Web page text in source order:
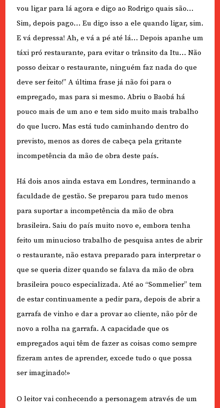
vou ligar para lá agora e digo ao Rodrigo quais são…
Sim, depois pago… Eu digo isso a ele quando ligar, sim.
E vá depressa! Ah, e vá a pé até lá… Depois apanhe um
táxi pró restaurante, para evitar o trânsito da Itu… Não
posso deixar o restaurante, ninguém faz nada do que
deve ser feito!” A última frase já não foi para o
empregado, mas para si mesmo. Abriu o Baobá há
pouco mais de um ano e tem sido muito mais trabalho
do que lucro. Mas está tudo caminhando dentro do
previsto, menos as dores de cabeça pela gritante
incompetência da mão de obra deste país.
Há dois anos ainda estava em Londres, terminando a
faculdade de gestão. Se preparou para tudo menos
para suportar a incompetência da mão de obra
brasileira. Saiu do país muito novo e, embora tenha
feito um minucioso trabalho de pesquisa antes de abrir
o restaurante, não estava preparado para interpretar o
que se queria dizer quando se falava da mão de obra
brasileira pouco especializada. Até ao “Sommelier” tem
de estar continuamente a pedir para, depois de abrir a
garrafa de vinho e dar a provar ao cliente, não pôr de
novo a rolha na garrafa. A capacidade que os
empregados aqui têm de fazer as coisas como sempre
fizeram antes de aprender, excede tudo o que possa
ser imaginado!»
O leitor vai conhecendo a personagem através de um